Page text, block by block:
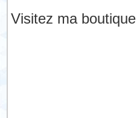
Visitez ma boutique